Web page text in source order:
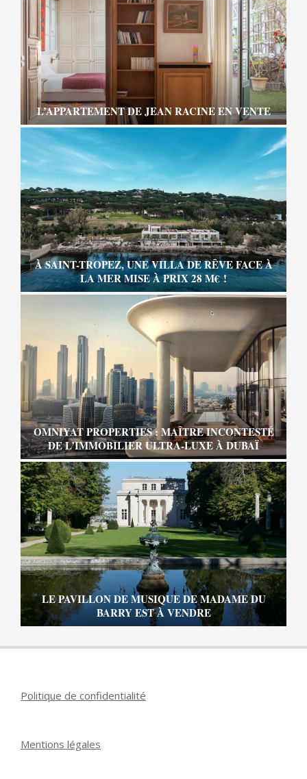
L’APPARTEMENT DE JEAN RACINE EN VENTE
À SAINT-TROPEZ, UNE VILLA DE RÊVE FACE À
LA MER MISE À PRIX 28 M€ !
OMNIYAT PROPERTIES : MAÎTRE INCONTESTÉ
DE L’IMMOBILIER ULTRA-LUXE À DUBAÏ
LE PAVILLON DE MUSIQUE DE MADAME DU
BARRY EST À VENDRE
Politique de confidentialité
Mentions légales